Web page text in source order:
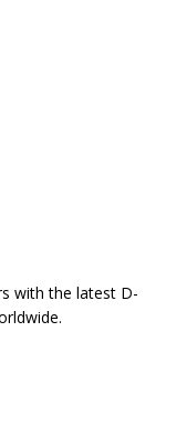
with the latest D-